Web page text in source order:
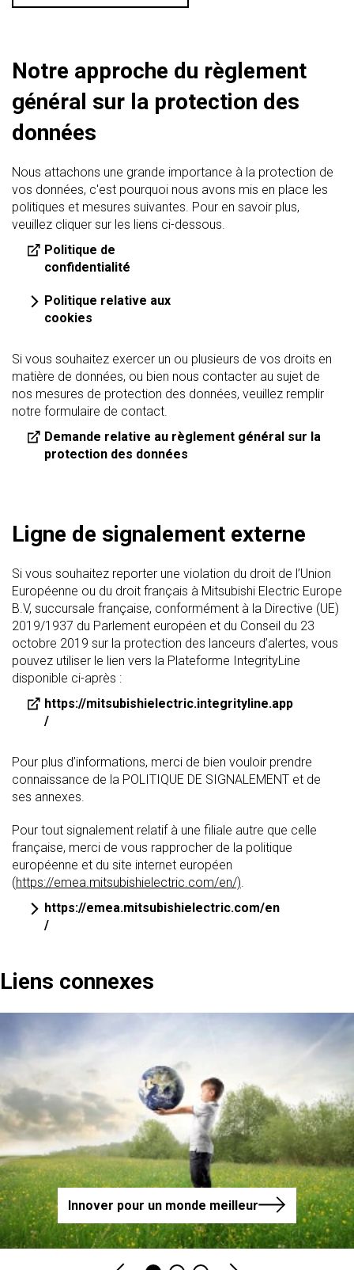
Notre approche du règlement
général sur la protection des
données
Nous attachons une grande importance à la protection de
vos données, c'est pourquoi nous avons mis en place les
politiques et mesures suivantes. Pour en savoir plus,
veuillez cliquer sur les liens ci-dessous.
Politique de
confidentialité
Politique relative aux
cookies
Si vous souhaitez exercer un ou plusieurs de vos droits en
matière de données, ou bien nous contacter au sujet de
nos mesures de protection des données, veuillez remplir
notre formulaire de contact.
Demande relative au règlement général sur la
protection des données
Ligne de signalement externe
Si vous souhaitez reporter une violation du droit de l’Union
Européenne ou du droit français à Mitsubishi Electric Europe
B.V, succursale française, conformément à la Directive (UE)
2019/1937 du Parlement européen et du Conseil du 23
octobre 2019 sur la protection des lanceurs d’alertes, vous
pouvez utiliser le lien vers la Plateforme IntegrityLine
disponible ci-après :
https://mitsubishielectric.integrityline.app
/
Pour plus d’informations, merci de bien vouloir prendre
connaissance de la POLITIQUE DE SIGNALEMENT et de
ses annexes.
Pour tout signalement relatif à une filiale autre que celle
française, merci de vous rapprocher de la politique
européenne et du site internet européen
(https://emea.mitsubishielectric.com/en/).
https://emea.mitsubishielectric.com/en
/
Liens connexes
Innover pour un monde meilleur